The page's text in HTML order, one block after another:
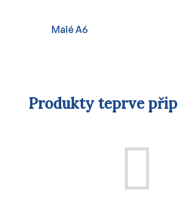
Malé A6
Produkty teprve